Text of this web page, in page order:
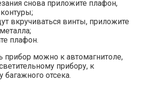
снова приложите плафон,
вкручиваться винты, приложите
плафон.
прибор можно к автомагнитоле,
прибору, к
багажного отсека.